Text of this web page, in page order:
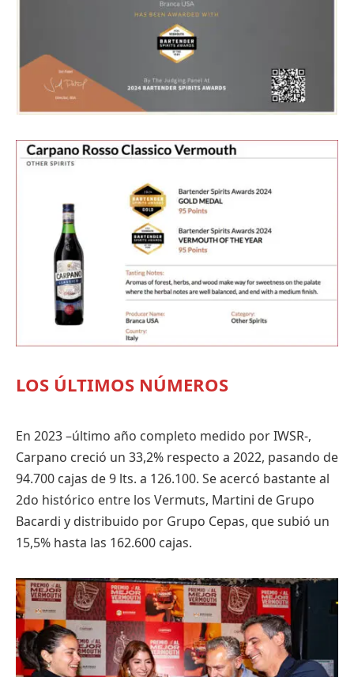
LOS ÚLTIMOS NÚMEROS
En 2023 –último año completo medido por IWSR-,
Carpano creció un 33,2% respecto a 2022, pasando de
94.700 cajas de 9 lts. a 126.100. Se acercó bastante al
2do histórico entre los Vermuts, Martini de Grupo
Bacardi y distribuido por Grupo Cepas, que subió un
15,5% hasta las 162.600 cajas.